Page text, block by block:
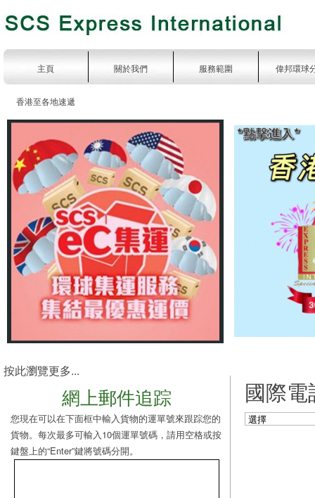
主頁 關於我們 服務範圍 偉邦環球
香港至各地速遞
按此瀏覽更多...
網上郵件追踪
您現在可以在下面框中輸入貨物的運單號來跟踪您的
貨物。每次最多可輸入10個運單號碼，請用空格或按
鍵盤上的“Enter”鍵將號碼分開。
國際